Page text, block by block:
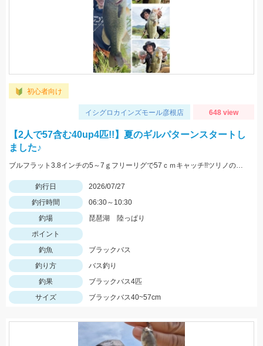
初心者向け
イシグロカインズモール彦根店 648 view
【2人で57含む40up4匹!!】夏のギルパターンスタートし
ました♪
ブルフラット3.8インチの5～7ｇフリーリグで57ｃｍキャッチ!!ツリノのフロロカーボンラインは高強度、低伸度でカバー撃ちにはもってこいですよ♪
釣行日
2026/07/27
釣行時間
06:30～10:30
釣場
琵琶湖 陸っぱり
ポイント
釣魚
ブラックバス
釣り方
バス釣り
釣果
ブラックバス4匹
サイズ
ブラックバス40~57cm